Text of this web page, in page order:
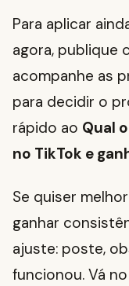
Para aplicar
agora, publique
acompanhe as
para decidir o
rápido ao Qual
no TikTok e
Se quiser
ganhar
ajuste: poste,
funcionou. Vá